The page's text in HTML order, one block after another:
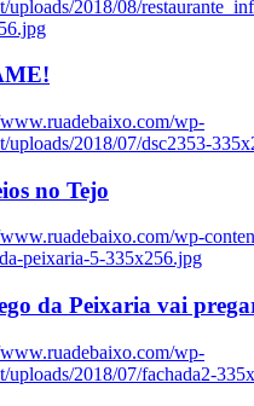
uploads/2018/08/
wp-
uploads/2018/07/dsc2353-
no Tejo
wp-
peixaria-5-335x256.jpg
da Peixaria vai
wp-
uploads/2018/07/fachada2-